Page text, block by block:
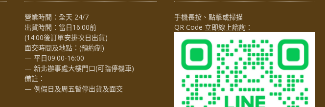
營業時間：全天 24/7
出貨時間：當日16:00前
(14:00後訂單安排次日出貨)
面交時間及地點：(預約制)
— 平日09:00-16:00
— 新北辦事處大樓門口(可臨停機車)
備註：
— 例假日及周五暫停出貨及面交
手機長按、點擊或掃描
QR Code 立即線上諮詢：